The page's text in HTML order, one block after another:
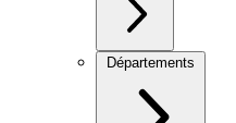
Départements